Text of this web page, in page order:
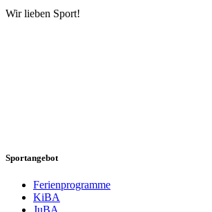
Wir lieben Sport!
Sportangebot
Ferienprogramme
KiBA
JuBA